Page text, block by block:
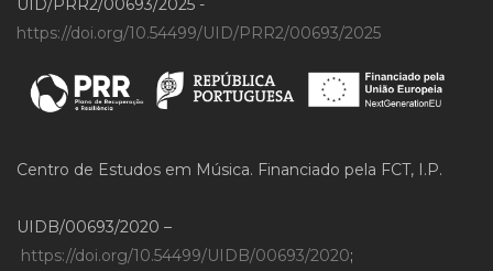
UID/PRR2/00693/2025 -
https://doi.org/10.54499/UID/PRR2/00693/2025
Centro de Estudos em Música. Financiado pela FCT, I.P.
UIDB/00693/2020 –
https://doi.org/10.54499/UIDB/00693/2020;